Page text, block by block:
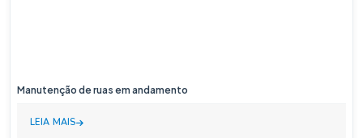
Manutenção de ruas em andamento
LEIA MAIS